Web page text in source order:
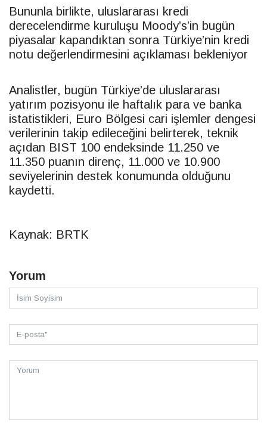
Bununla birlikte, uluslararası kredi
derecelendirme kuruluşu Moody’s’in bugün
piyasalar kapandıktan sonra Türkiye’nin kredi
notu değerlendirmesini açıklaması bekleniyor
Analistler, bugün Türkiye’de uluslararası
yatırım pozisyonu ile haftalık para ve banka
istatistikleri, Euro Bölgesi cari işlemler dengesi
verilerinin takip edileceğini belirterek, teknik
açıdan BIST 100 endeksinde 11.250 ve
11.350 puanın direnç, 11.000 ve 10.900
seviyelerinin destek konumunda olduğunu
kaydetti.
Kaynak: BRTK
Yorum